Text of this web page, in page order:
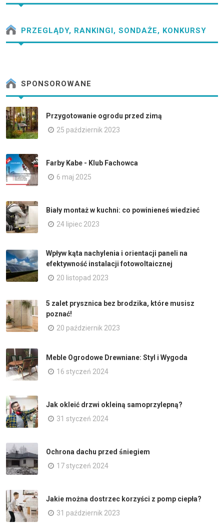
PRZEGLĄDY, RANKINGI, SONDAŻE, KONKURSY
SPONSOROWANE
Przygotowanie ogrodu przed zimą
25 październik 2023
Farby Kabe - Klub Fachowca
6 maj 2025
Biały montaż w kuchni: co powinieneś wiedzieć
24 lipiec 2023
Wpływ kąta nachylenia i orientacji paneli na
efektywność instalacji fotowoltaicznej
20 listopad 2023
5 zalet prysznica bez brodzika, które musisz
poznać!
20 październik 2023
Meble Ogrodowe Drewniane: Styl i Wygoda
16 styczeń 2024
Jak okleić drzwi okleiną samoprzylepną?
31 styczeń 2024
Ochrona dachu przed śniegiem
17 styczeń 2024
Jakie można dostrzec korzyści z pomp ciepła?
31 październik 2023